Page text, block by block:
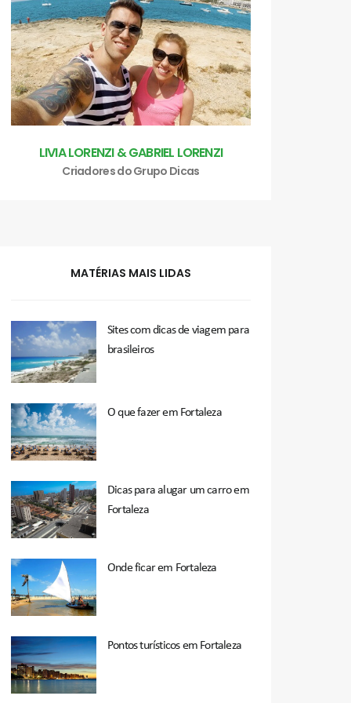
LIVIA LORENZI & GABRIEL LORENZI
Criadores do Grupo Dicas
MATÉRIAS MAIS LIDAS
Sites com dicas de viagem para
brasileiros
O que fazer em Fortaleza
Dicas para alugar um carro em
Fortaleza
Onde ficar em Fortaleza
Pontos turísticos em Fortaleza